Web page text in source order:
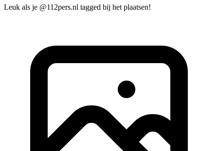
Leuk als je @112pers.nl tagged bij het plaatsen!